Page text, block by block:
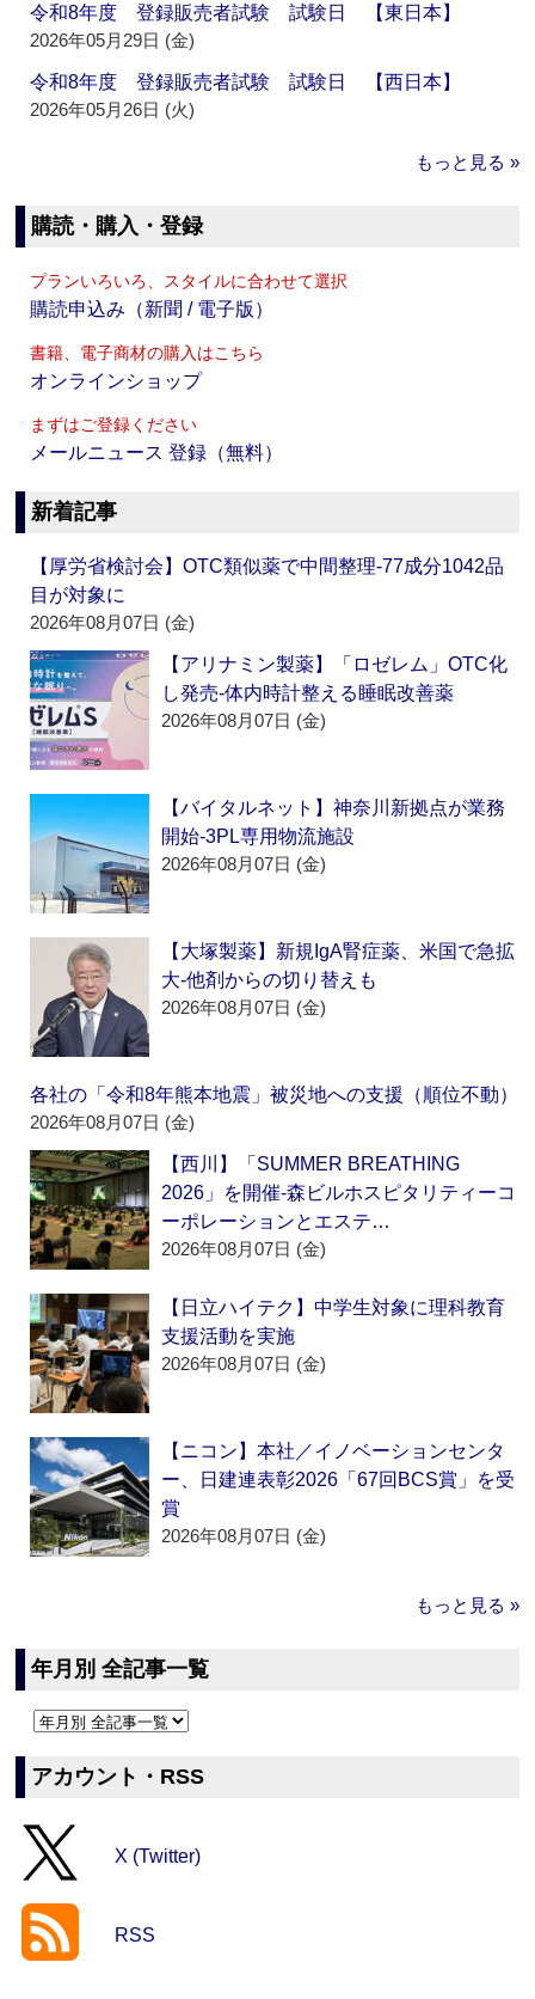
令和8年度 登録販売者試験 試験日 【東日本】
2026年05月29日 (金)
令和8年度 登録販売者試験 試験日 【西日本】
2026年05月26日 (火)
もっと見る »
購読・購入・登録
プランいろいろ、スタイルに合わせて選択
購読申込み（新聞 / 電子版）
書籍、電子商材の購入はこちら
オンラインショップ
まずはご登録ください
メールニュース 登録（無料）
新着記事
【厚労省検討会】OTC類似薬で中間整理‐77成分1042品
目が対象に
2026年08月07日 (金)
【アリナミン製薬】「ロゼレム」OTC化
し発売‐体内時計整える睡眠改善薬
2026年08月07日 (金)
【バイタルネット】神奈川新拠点が業務
開始‐3PL専用物流施設
2026年08月07日 (金)
【大塚製薬】新規IgA腎症薬、米国で急拡
大‐他剤からの切り替えも
2026年08月07日 (金)
各社の「令和8年熊本地震」被災地への支援（順位不動）
2026年08月07日 (金)
【西川】「SUMMER BREATHING
2026」を開催‐森ビルホスピタリティーコ
ーポレーションとエステ…
2026年08月07日 (金)
【日立ハイテク】中学生対象に理科教育
支援活動を実施
2026年08月07日 (金)
【ニコン】本社／イノベーションセンタ
ー、日建連表彰2026「67回BCS賞」を受
賞
2026年08月07日 (金)
もっと見る »
年月別 全記事一覧
アカウント・RSS
X (Twitter)
RSS